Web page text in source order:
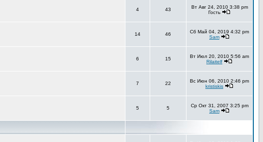
4 43
Вт Авг 24, 2010 3:38 pm
Гость
14 46
Сб Май 04, 2019 4:32 pm
Sam
6 15
Вт Июл 20, 2010 5:56 am
Rilaitelf
7 22
Вс Июн 06, 2010 2:46 pm
kristiskis
5 5
Ср Окт 31, 2007 3:25 pm
Sam